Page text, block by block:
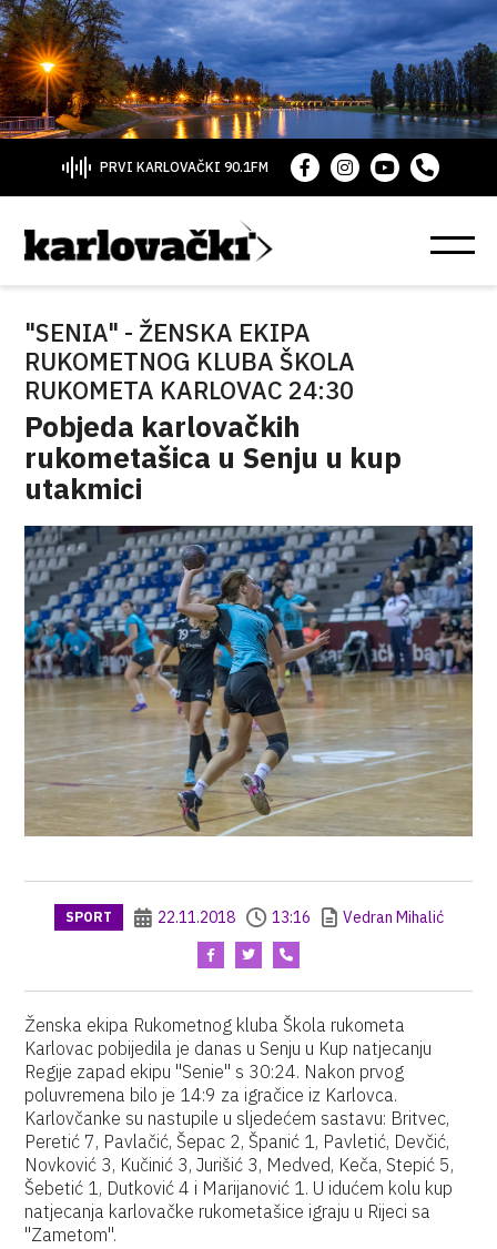
PRVI KARLOVAČKI 90.1FM
"SENIA" - ŽENSKA EKIPA
RUKOMETNOG KLUBA ŠKOLA
RUKOMETA KARLOVAC 24:30
Pobjeda karlovačkih
rukometašica u Senju u kup
utakmici
SPORT 22.11.2018 13:16 Vedran Mihalić
Ženska ekipa Rukometnog kluba Škola rukometa
Karlovac pobijedila je danas u Senju u Kup natjecanju
Regije zapad ekipu "Senie" s 30:24. Nakon prvog
poluvremena bilo je 14:9 za igračice iz Karlovca.
Karlovčanke su nastupile u sljedećem sastavu: Britvec,
Peretić 7, Pavlačić, Šepac 2, Španić 1, Pavletić, Devčić,
Novković 3, Kučinić 3, Jurišić 3, Medved, Keča, Stepić 5,
Šebetić 1, Dutković 4 i Marijanović 1. U idućem kolu kup
natjecanja karlovačke rukometašice igraju u Rijeci sa
"Zametom".